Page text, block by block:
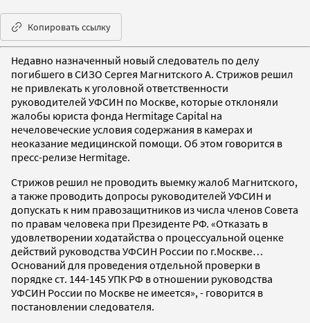
Копировать ссылку
Недавно назначенный новый следователь по делу
погибшего в СИЗО Сергея Магнитского А. Стрижов решил
не привлекать к уголовной ответственности
руководителей УФСИН по Москве, которые отклоняли
жалобы юриста фонда Hermitage Capital на
нечеловеческие условия содержания в камерах и
неоказание медицинской помощи. Об этом говорится в
пресс-релизе Hermitage.
Стрижов решил не проводить выемку жалоб Магнитского,
а также проводить допросы руководителей УФСИН и
допускать к ним правозащитников из числа членов Совета
по правам человека при Президенте РФ. «Отказать в
удовлетворении ходатайства о процессуальной оценке
действий руководства УФСИН России по г.Москве…
Оснований для проведения отдельной проверки в
порядке ст. 144-145 УПК РФ в отношении руководства
УФСИН России по Москве не имеется», - говорится в
постановлении следователя.